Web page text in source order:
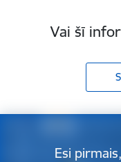
Vai šī
Esi